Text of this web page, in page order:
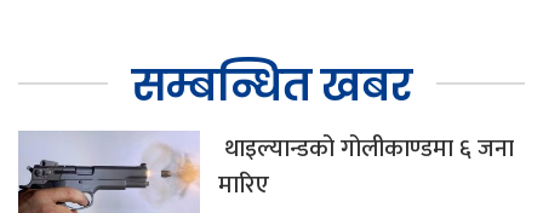
सम्बन्धित खबर
थाइल्यान्डको गोलीकाण्डमा ६ जना
मारिए